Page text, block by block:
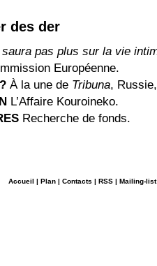
des der
saura pas plus sur la vie
Européenne.
À la une de Tribuna,
L’Affaire Kouroineko.
Recherche de fonds.
Accueil | Plan | Contacts | RSS | Mailing-list